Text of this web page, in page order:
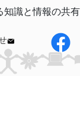
知識と情報の共有